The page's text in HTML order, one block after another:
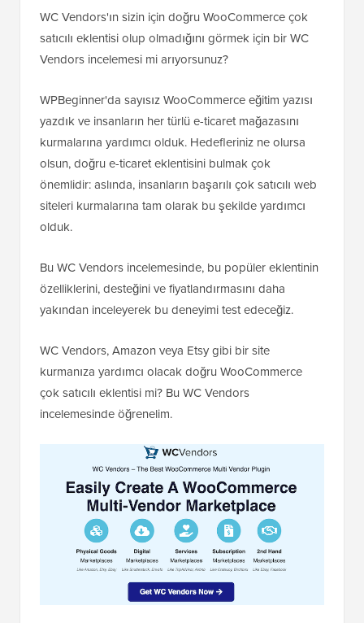
WC Vendors'ın sizin için doğru WooCommerce çok
satıcılı eklentisi olup olmadığını görmek için bir WC
Vendors incelemesi mi arıyorsunuz?
WPBeginner'da sayısız WooCommerce eğitim yazısı
yazdık ve insanların her türlü e-ticaret mağazasını
kurmalarına yardımcı olduk. Hedefleriniz ne olursa
olsun, doğru e-ticaret eklentisini bulmak çok
önemlidir: aslında, insanların başarılı çok satıcılı web
siteleri kurmalarına tam olarak bu şekilde yardımcı
olduk.
Bu WC Vendors incelemesinde, bu popüler eklentinin
özelliklerini, desteğini ve fiyatlandırmasını daha
yakından inceleyerek bu deneyimi test edeceğiz.
WC Vendors, Amazon veya Etsy gibi bir site
kurmanıza yardımcı olacak doğru WooCommerce
çok satıcılı eklentisi mi? Bu WC Vendors
incelemesinde öğrenelim.